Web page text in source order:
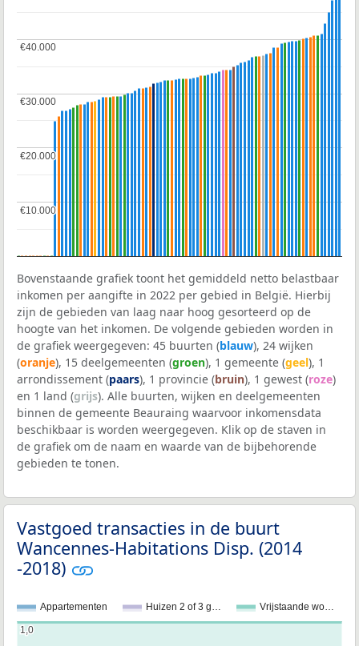
€10.000
€10.000
€20.000
€20.000
€30.000
€30.000
€40.000
€40.000
Bovenstaande grafiek toont het gemiddeld netto belastbaar
inkomen per aangifte in 2022 per gebied in België. Hierbij
zijn de gebieden van laag naar hoog gesorteerd op de
hoogte van het inkomen. De volgende gebieden worden in
de grafiek weergegeven: 45 buurten (blauw), 24 wijken
(oranje), 15 deelgemeenten (groen), 1 gemeente (geel), 1
arrondissement (paars), 1 provincie (bruin), 1 gewest (roze)
en 1 land (grijs). Alle buurten, wijken en deelgemeenten
binnen de gemeente Beauraing waarvoor inkomensdata
beschikbaar is worden weergegeven. Klik op de staven in
de grafiek om de naam en waarde van de bijbehorende
gebieden te tonen.
Vastgoed transacties in de buurt
Wancennes-Habitations Disp. (2014
-2018)
Appartementen Huizen 2 of 3 g… Vrijstaande wo…
1,0
1,0